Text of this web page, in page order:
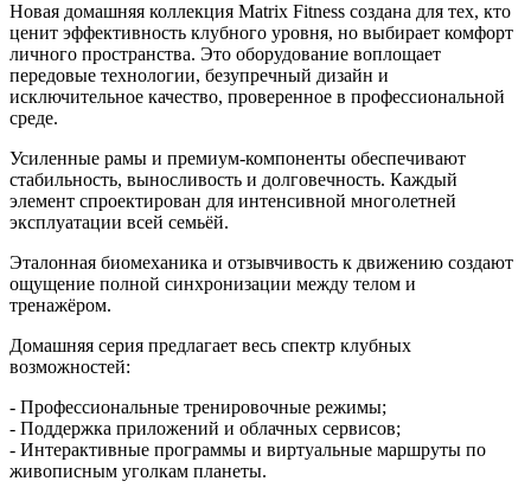
Новая домашняя коллекция Matrix Fitness создана для тех, кто
ценит эффективность клубного уровня, но выбирает комфорт
личного пространства. Это оборудование воплощает
передовые технологии, безупречный дизайн и
исключительное качество, проверенное в профессиональной
среде.
Усиленные рамы и премиум-компоненты обеспечивают
стабильность, выносливость и долговечность. Каждый
элемент спроектирован для интенсивной многолетней
эксплуатации всей семьёй.
Эталонная биомеханика и отзывчивость к движению создают
ощущение полной синхронизации между телом и
тренажёром.
Домашняя серия предлагает весь спектр клубных
возможностей:
- Профессиональные тренировочные режимы;
- Поддержка приложений и облачных сервисов;
- Интерактивные программы и виртуальные маршруты по
живописным уголкам планеты.